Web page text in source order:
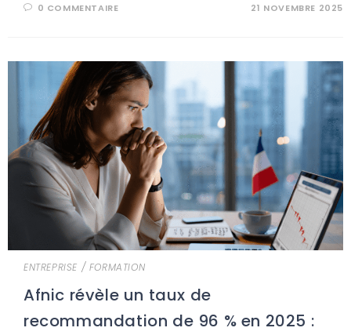
0 COMMENTAIRE 21 NOVEMBRE 2025
ENTREPRISE / FORMATION
Afnic révèle un taux de
recommandation de 96 % en 2025 :